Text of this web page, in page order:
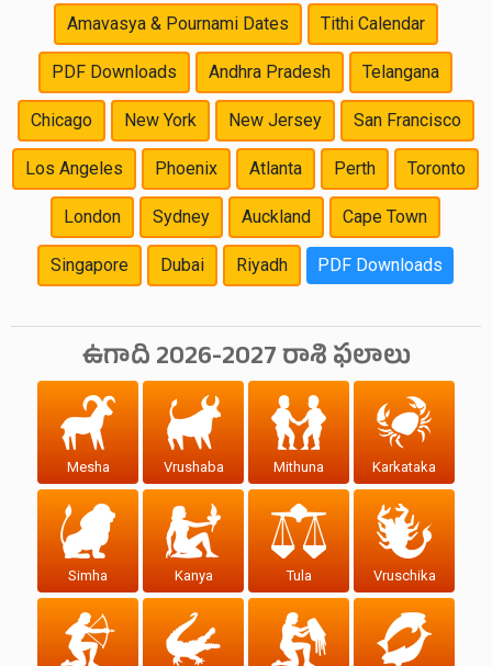
Amavasya & Pournami Dates Tithi Calendar
PDF Downloads Andhra Pradesh Telangana
Chicago New York New Jersey San Francisco
Los Angeles Phoenix Atlanta Perth Toronto
London Sydney Auckland Cape Town
Singapore Dubai Riyadh PDF Downloads
ఉగాది 2026-2027 రాశి ఫలాలు
Mesha Vrushaba Mithuna Karkataka
Simha Kanya Tula Vruschika